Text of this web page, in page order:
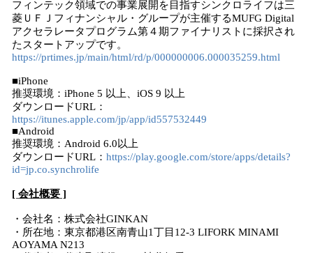
フィンテック領域での事業展開を目指すシンクロライフは三
菱ＵＦＪフィナンシャル・グループが主催するMUFG Digital
アクセラレータプログラム第４期ファイナリストに採択され
たスタートアップです。
https://prtimes.jp/main/html/rd/p/000000006.000035259.html
■iPhone
推奨環境：iPhone 5 以上、iOS 9 以上
ダウンロードURL：
https://itunes.apple.com/jp/app/id557532449
■Android
推奨環境：Android 6.0以上
ダウンロードURL： https://play.google.com/store/apps/details?
id=jp.co.synchrolife
[ 会社概要 ]
・会社名：株式会社GINKAN
・所在地：東京都港区南青山1丁目12-3 LIFORK MINAMI
AOYAMA N213